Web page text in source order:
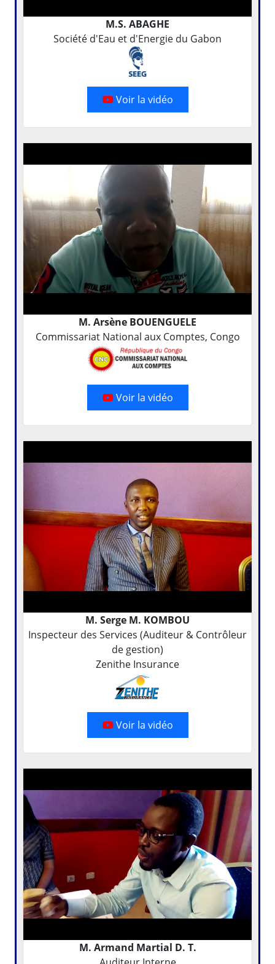
M.S. ABAGHE
Société d'Eau et d'Energie du Gabon
Voir la vidéo
M. Arsène BOUENGUELE
Commissariat National aux Comptes, Congo
Voir la vidéo
M. Serge M. KOMBOU
Inspecteur des Services (Auditeur & Contrôleur
de gestion)
Zenithe Insurance
Voir la vidéo
M. Armand Martial D. T.